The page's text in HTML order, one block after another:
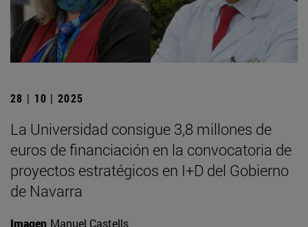
28 | 10 | 2025
La Universidad consigue 3,8 millones de
euros de financiación en la convocatoria de
proyectos estratégicos en I+D del Gobierno
de Navarra
Imagen Manuel Castells